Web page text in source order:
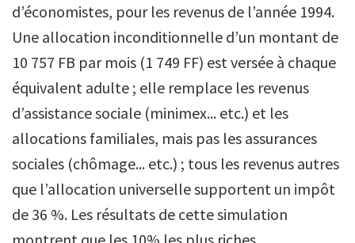
d’économistes, pour les revenus de l’année 1994.
Une allocation inconditionnelle d’un montant de
10 757 FB par mois (1 749 FF) est versée à chaque
équivalent adulte ; elle remplace les revenus
d’assistance sociale (minimex... etc.) et les
allocations familiales, mais pas les assurances
sociales (chômage... etc.) ; tous les revenus autres
que l’allocation universelle supportent un impôt
de 36 %. Les résultats de cette simulation